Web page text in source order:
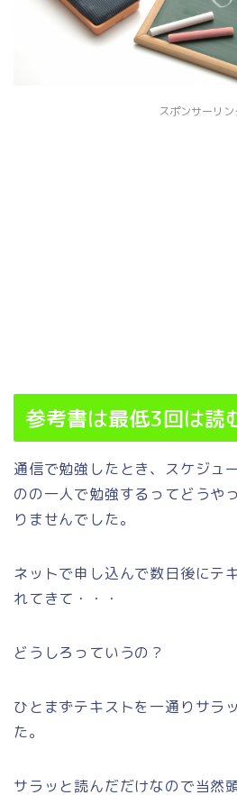
スポンサーリン
参考書は最低3回は読
通信で勉強したとき、スケジュ
のの一人で勉強するってどうや
りませんでした。
ネットで申し込んで数日後にテ
れてきて・・・
どうしろっていうの？
ひとまずテキストを一通りサラ
た。
サラッと読んだだけなので当然